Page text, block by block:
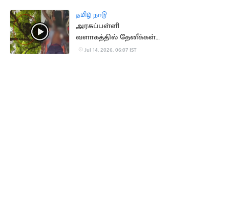
தமிழ் நாடு
அரசுப்பள்ளி
வளாகத்தில் தேனீக்கள்
கொட்டி 50
Jul 14, 2026, 06:07 IST